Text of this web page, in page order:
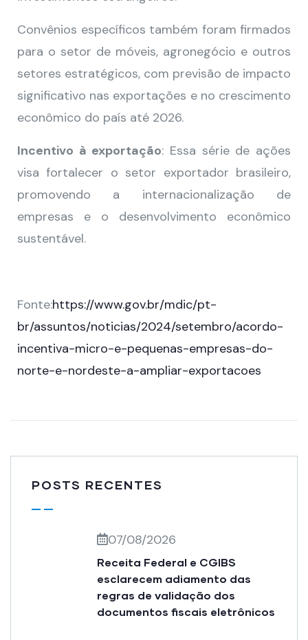
Convênios específicos também foram firmados
para o setor de móveis, agronegócio e outros
setores estratégicos, com previsão de impacto
significativo nas exportações e no crescimento
econômico do país até 2026.
Incentivo à exportação: Essa série de ações
visa fortalecer o setor exportador brasileiro,
promovendo a internacionalização de
empresas e o desenvolvimento econômico
sustentável.
Fonte:https://www.gov.br/mdic/pt-
br/assuntos/noticias/2024/setembro/acordo-
incentiva-micro-e-pequenas-empresas-do-
norte-e-nordeste-a-ampliar-exportacoes
POSTS RECENTES
07/08/2026
Receita Federal e CGIBS
esclarecem adiamento das
regras de validação dos
documentos fiscais eletrônicos